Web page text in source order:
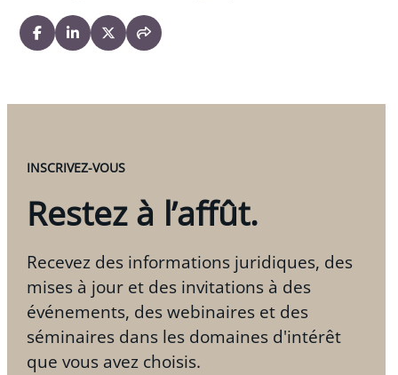
INSCRIVEZ-VOUS
Restez à l’affût.
Recevez des informations juridiques, des
mises à jour et des invitations à des
événements, des webinaires et des
séminaires dans les domaines d'intérêt
que vous avez choisis.